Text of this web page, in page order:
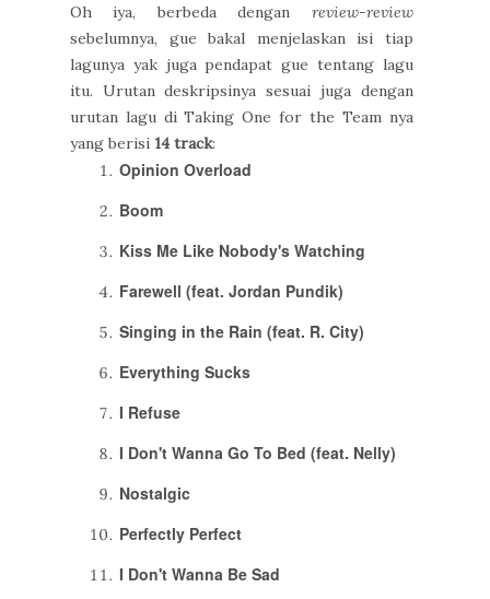
Oh iya, berbeda dengan review-review
sebelumnya, gue bakal menjelaskan isi tiap
lagunya yak juga pendapat gue tentang lagu
itu. Urutan deskripsinya sesuai juga dengan
urutan lagu di Taking One for the Team nya
yang berisi 14 track:
Opinion Overload
Boom
Kiss Me Like Nobody's Watching
Farewell (feat. Jordan Pundik)
Singing in the Rain (feat. R. City)
Everything Sucks
I Refuse
I Don't Wanna Go To Bed (feat. Nelly)
Nostalgic
Perfectly Perfect
I Don't Wanna Be Sad